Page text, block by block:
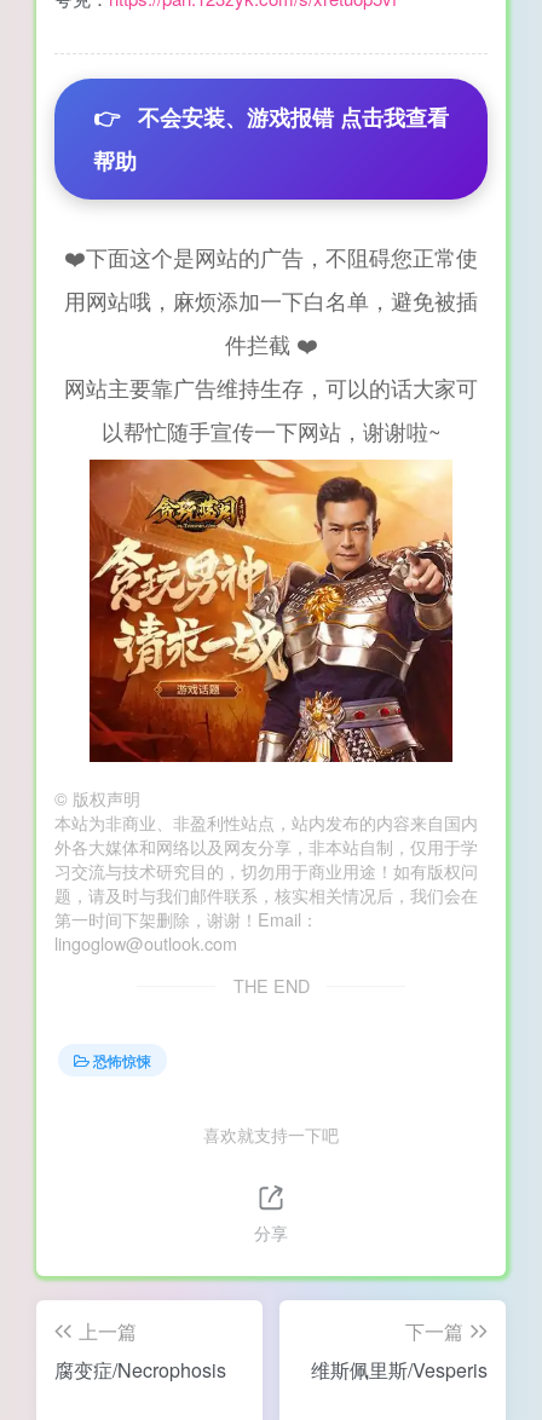
👉 不会安装、游戏报错 点击我查看
帮助
❤️下面这个是网站的广告，不阻碍您正常使
用网站哦，麻烦添加一下白名单，避免被插
件拦截 ❤️
网站主要靠广告维持生存，可以的话大家可
以帮忙随手宣传一下网站，谢谢啦~
© 版权声明
本站为非商业、非盈利性站点，站内发布的内容来自国内
外各大媒体和网络以及网友分享，非本站自制，仅用于学
习交流与技术研究目的，切勿用于商业用途！如有版权问
题，请及时与我们邮件联系，核实相关情况后，我们会在
第一时间下架删除，谢谢！Email：
lingoglow@outlook.com
THE END
恐怖惊悚
喜欢就支持一下吧
分享
上一篇
腐变症/Necrophosis
下一篇
维斯佩里斯/Vesperis